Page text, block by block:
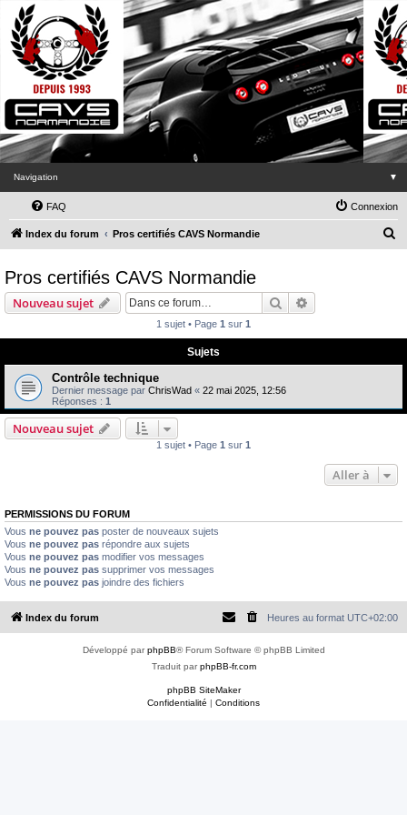
Navigation ▼
FAQ Connexion
Index du forum Pros certifiés CAVS Normandie
r
c
e
Pros certifiés CAVS Normandie
Nouveau sujet Rechercher
1 sujet • Page 1 sur 1
Sujets
Contrôle technique
Dernier message par ChrisWad « 22 mai 2025, 12:56
Réponses : 1
Nouveau sujet
1 sujet • Page 1 sur 1
Aller à
PERMISSIONS DU FORUM
Vous ne pouvez pas poster de nouveaux sujets
Vous ne pouvez pas répondre aux sujets
Vous ne pouvez pas modifier vos messages
Vous ne pouvez pas supprimer vos messages
Vous ne pouvez pas joindre des fichiers
Index du forum Heures au format UTC+02:00
Développé parphpBB® Forum Software © phpBB Limited
Traduit parphpBB-fr.com
phpBB SiteMaker
Confidentialité | Conditions